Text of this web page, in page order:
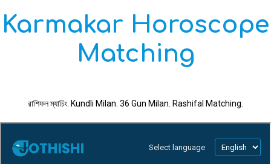
Karmakar Horoscope
Matching
রাশিফল ম্যাচিং. Kundli Milan. 36 Gun Milan. Rashifal Matching.